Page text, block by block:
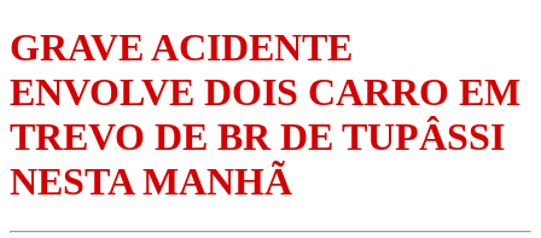
GRAVE ACIDENTE
ENVOLVE DOIS CARRO EM
TREVO DE BR DE TUPÂSSI
NESTA MANHÃ